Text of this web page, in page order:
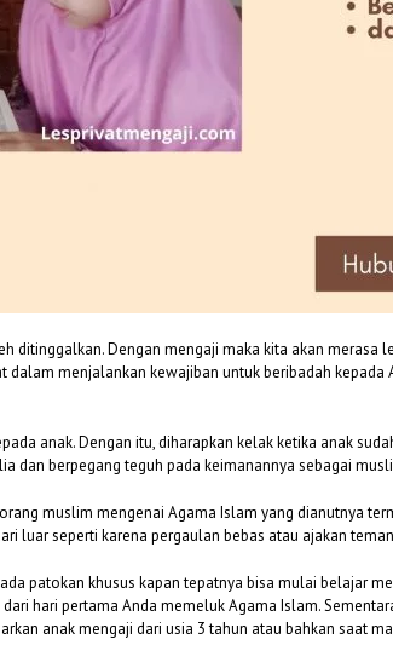
Dengan mengaji maka kita akan merasa
menjalankan kewajiban untuk beribadah kepada
anak. Dengan itu, diharapkan kelak ketika anak
dan berpegang teguh pada keimanannya sebagai
muslim mengenai Agama Islam yang dianutnya
luar seperti karena pergaulan bebas atau ajakan
patokan khusus kapan tepatnya bisa mulai belajar
hari pertama Anda memeluk Agama Islam.
anak mengaji dari usia 3 tahun atau bahkan saat